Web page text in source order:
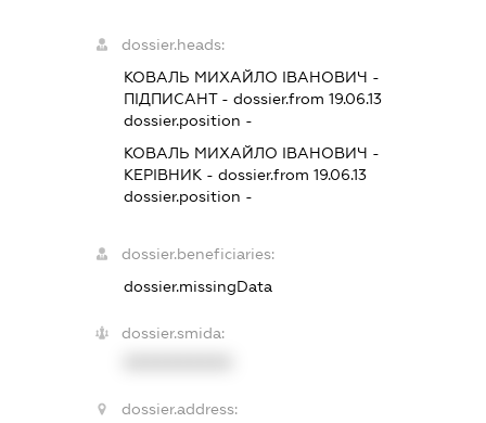
dossier.heads:
КОВАЛЬ МИХАЙЛО ІВАНОВИЧ -
ПІДПИСАНТ- dossier.from 19.06.13
dossier.position -
КОВАЛЬ МИХАЙЛО ІВАНОВИЧ -
КЕРІВНИК - dossier.from 19.06.13
dossier.position -
dossier.beneficiaries:
dossier.missingData
dossier.smida:
dossier.address: